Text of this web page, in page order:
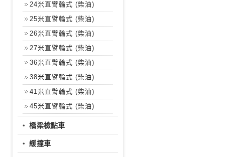
24米直臂輪式 (柴油)
25米直臂輪式 (柴油)
26米直臂輪式 (柴油)
27米直臂輪式 (柴油)
36米直臂輪式 (柴油)
38米直臂輪式 (柴油)
41米直臂輪式 (柴油)
45米直臂輪式 (柴油)
‧橋梁檢點車
‧緩撞車